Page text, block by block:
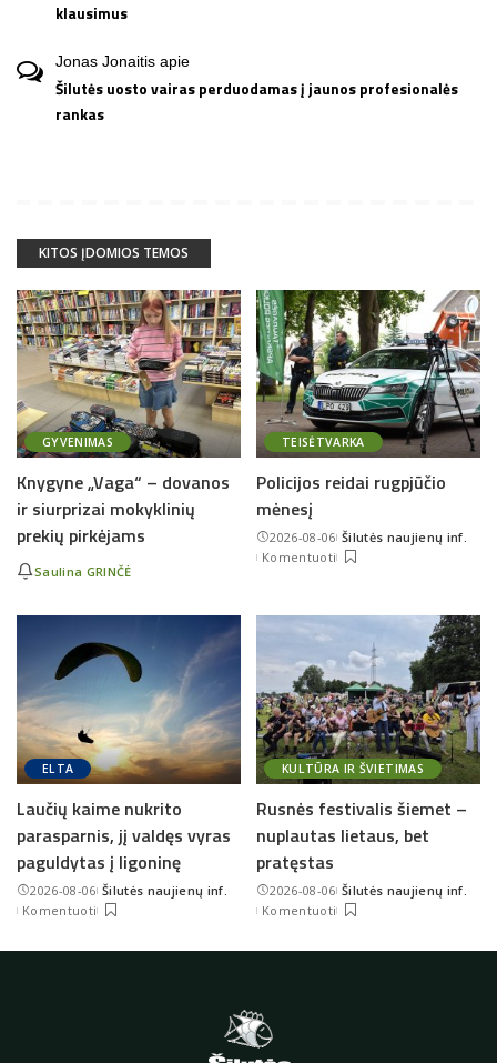
klausimus
Jonas Jonaitis apie
Šilutės uosto vairas perduodamas į jaunos profesionalės
rankas
KITOS ĮDOMIOS TEMOS
GYVENIMAS
Knygyne „Vaga“ – dovanos
ir siurprizai mokyklinių
prekių pirkėjams
Saulina GRINČĖ
TEISĖTVARKA
Policijos reidai rugpjūčio
mėnesį
2026-08-06Posted
by
Šilutės naujienų inf.
Komentuoti
ELTA
Laučių kaime nukrito
parasparnis, jį valdęs vyras
paguldytas į ligoninę
2026-08-06Posted
by
Šilutės naujienų inf.
Komentuoti
KULTŪRA IR ŠVIETIMAS
Rusnės festivalis šiemet –
nuplautas lietaus, bet
pratęstas
2026-08-06Posted
by
Šilutės naujienų inf.
Komentuoti